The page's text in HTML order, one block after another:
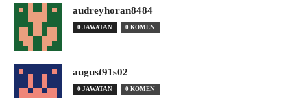
audreyhoran8484
0 JAWATAN 0 KOMEN
august91s02
0 JAWATAN 0 KOMEN